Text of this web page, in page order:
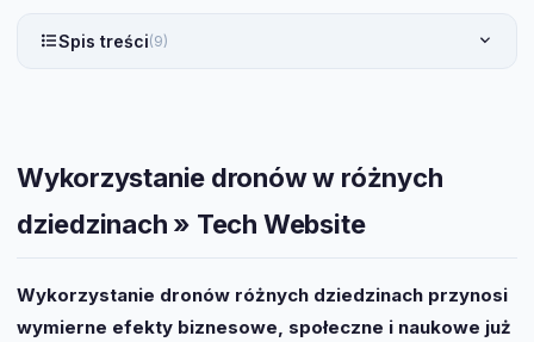
Spis treści(9)
Wykorzystanie dronów w różnych
dziedzinach » Tech Website
Wykorzystanie dronów różnych dziedzinach przynosi
wymierne efekty biznesowe, społeczne i naukowe już